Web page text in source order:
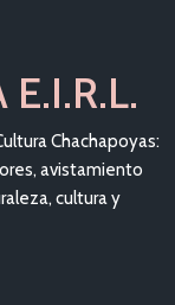
E.I.R.L.
Chachapoyas:
avistamiento
cultura y